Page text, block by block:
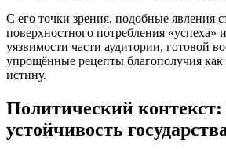
С его точки зрения, подобные явления
поверхностного потребления «успеха»
уязвимости части аудитории, готовой
упрощённые рецепты благополучия
истину.
Политический
устойчивость